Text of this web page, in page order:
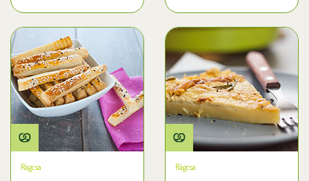
Rágcsa Rágcsa